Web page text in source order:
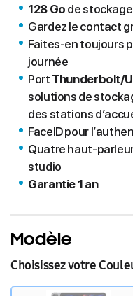
128 Go de stockage
Gardez le contact
Faites-en toujours
journée
Port Thunderbolt/
solutions de
des stations
FaceID pour
Quatre haut-
studio
Garantie 1 an
Modèle
Choisissez votre